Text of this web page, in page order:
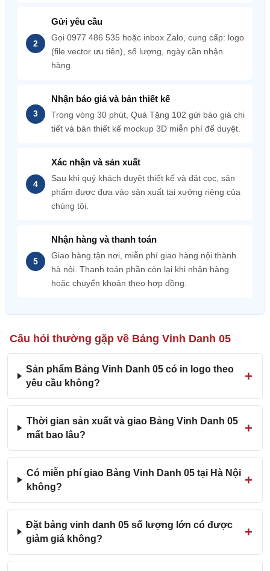
Gửi yêu cầu
Gọi 0977 486 535 hoặc inbox Zalo, cung cấp: logo
(file vector ưu tiên), số lượng, ngày cần nhận
hàng.
Nhận báo giá và bản thiết kế
Trong vòng 30 phút, Quà Tặng 102 gửi báo giá chi
tiết và bản thiết kế mockup 3D miễn phí để duyệt.
Xác nhận và sản xuất
Sau khi quý khách duyệt thiết kế và đặt cọc, sản
phẩm được đưa vào sản xuất tại xưởng riêng của
chúng tôi.
Nhận hàng và thanh toán
Giao hàng tận nơi, miễn phí giao hàng nội thành
hà nội. Thanh toán phần còn lại khi nhận hàng
hoặc chuyển khoản theo hợp đồng.
Câu hỏi thường gặp về Bảng Vinh Danh 05
Sản phẩm Bảng Vinh Danh 05 có in logo theo
yêu cầu không?
Thời gian sản xuất và giao Bảng Vinh Danh 05
mất bao lâu?
Có miễn phí giao Bảng Vinh Danh 05 tại Hà Nội
không?
Đặt bảng vinh danh 05 số lượng lớn có được
giảm giá không?